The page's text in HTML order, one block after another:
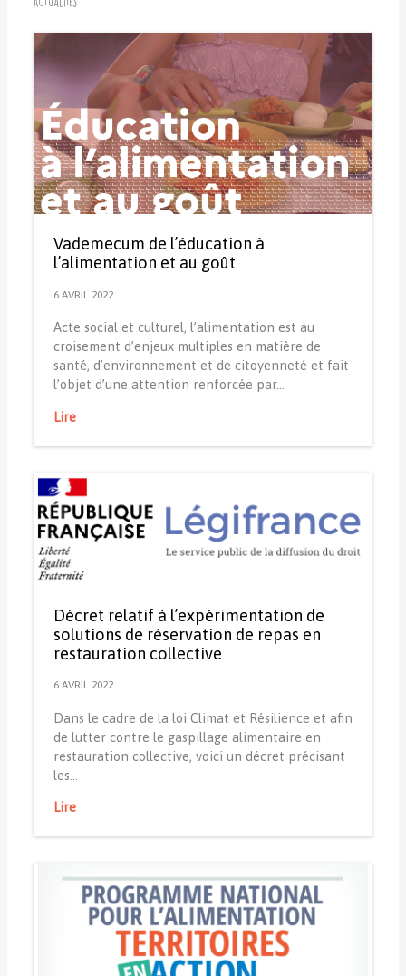
Vademecum de l’éducation à
l’alimentation et au goût
6 AVRIL 2022
Acte social et culturel, l’alimentation est au
croisement d’enjeux multiples en matière de
santé, d’environnement et de citoyenneté et fait
l’objet d’une attention renforcée par…
Lire
Décret relatif à l’expérimentation de
solutions de réservation de repas en
restauration collective
6 AVRIL 2022
Dans le cadre de la loi Climat et Résilience et afin
de lutter contre le gaspillage alimentaire en
restauration collective, voici un décret précisant
les…
Lire